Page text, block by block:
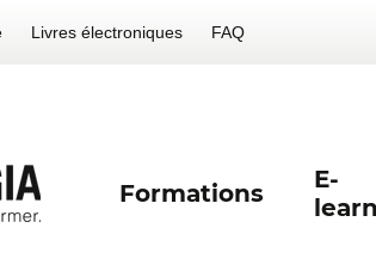
Livres électroniques FAQ
Formations
E-